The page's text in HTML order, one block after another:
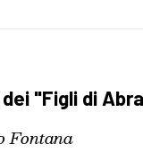
"Figli di
Fontana